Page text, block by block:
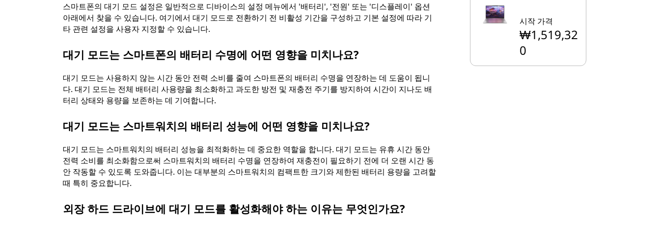
스마트폰의 대기 모드 설정은 일반적으로 디바이스의 설정 메뉴에서 '배터리', '전원' 또는 '디스플레이' 옵션
아래에서 찾을 수 있습니다. 여기에서 대기 모드로 전환하기 전 비활성 기간을 구성하고 기본 설정에 따라 기
타 관련 설정을 사용자 지정할 수 있습니다.
대기 모드는 스마트폰의 배터리 수명에 어떤 영향을 미치나요?
대기 모드는 사용하지 않는 시간 동안 전력 소비를 줄여 스마트폰의 배터리 수명을 연장하는 데 도움이 됩니
다. 대기 모드는 전체 배터리 사용량을 최소화하고 과도한 방전 및 재충전 주기를 방지하여 시간이 지나도 배
터리 상태와 용량을 보존하는 데 기여합니다.
대기 모드는 스마트워치의 배터리 성능에 어떤 영향을 미치나요?
대기 모드는 스마트워치의 배터리 성능을 최적화하는 데 중요한 역할을 합니다. 대기 모드는 유휴 시간 동안
전력 소비를 최소화함으로써 스마트워치의 배터리 수명을 연장하여 재충전이 필요하기 전에 더 오랜 시간 동
안 작동할 수 있도록 도와줍니다. 이는 대부분의 스마트워치의 컴팩트한 크기와 제한된 배터리 용량을 고려할
때 특히 중요합니다.
외장 하드 드라이브에 대기 모드를 활성화해야 하는 이유는 무엇인가요?
시작 가격
₩1,519,32
0